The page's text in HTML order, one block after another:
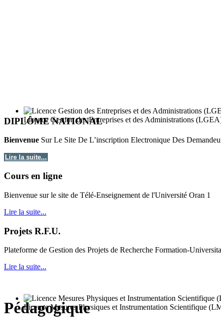
Licence Gestion des Entreprises et des Administrations
Licence Mesures Physiques et Instrumentation Scientifique
DIPLÔME NATIONAL
Bienvenue Sur Le Site De L’inscription Electronique Des
Lire la suite...
Cours en ligne
Bienvenue sur le site de Télé-Enseignement de l'Université Oran 1
Lire la suite...
Projets R.F.U.
Plateforme de Gestion des Projets de Recherche Formation-
Lire la suite...
Pédagogique